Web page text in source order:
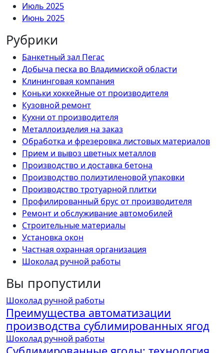
Июль 2025
Июнь 2025
Рубрики
Банкетный зал Пегас
Добыча песка во Владимиской области
Клининговая компания
Коньки хоккейные от производителя
Кузовной ремонт
Кухни от производителя
Металлоизделия на заказ
Обработка и фрезеровка листовых материалов
Прием и вывоз цветных металлов
Производство и доставка бетона
Производство полиэтиленовой упаковки
Производство тротуарной плитки
Профилированный брус от производителя
Ремонт и обслуживание автомобилей
Строительные материалы
Установка окон
Частная охранная организация
Шоколад ручной работы
Вы пропустили
Шоколад ручной работы
Преимущества автоматизации
производства сублимированных ягод
Шоколад ручной работы